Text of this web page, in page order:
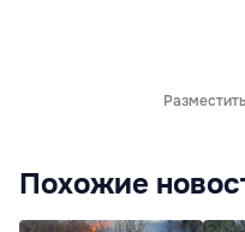
Похожие